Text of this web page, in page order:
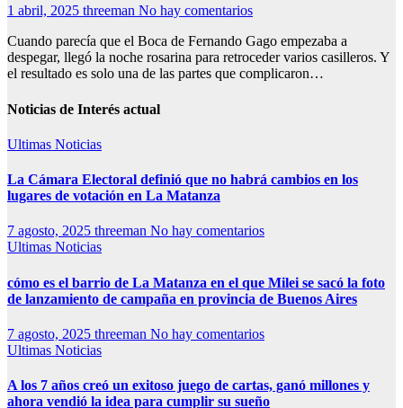
1 abril, 2025 threeman No hay comentarios
Cuando parecía que el Boca de Fernando Gago empezaba a
despegar, llegó la noche rosarina para retroceder varios casilleros. Y
el resultado es solo una de las partes que complicaron…
Noticias de Interés actual
Ultimas Noticias
La Cámara Electoral definió que no habrá cambios en los
lugares de votación en La Matanza
7 agosto, 2025 threeman No hay comentarios
Ultimas Noticias
cómo es el barrio de La Matanza en el que Milei se sacó la foto
de lanzamiento de campaña en provincia de Buenos Aires
7 agosto, 2025 threeman No hay comentarios
Ultimas Noticias
A los 7 años creó un exitoso juego de cartas, ganó millones y
ahora vendió la idea para cumplir su sueño